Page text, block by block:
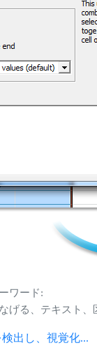
ワード:
げる、テキスト
出し、視覚化...